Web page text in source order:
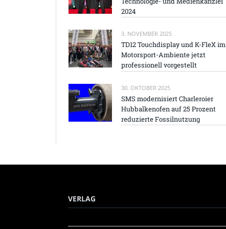
2024
3. NOVEMBER 2025
TD12 Touchdisplay und K-FleX im
Motorsport-Ambiente jetzt
professionell vorgestellt
30. OKTOBER 2025
SMS modernisiert Charleroier
Hubbalkenofen auf 25 Prozent
reduzierte Fossilnutzung
VERLAG